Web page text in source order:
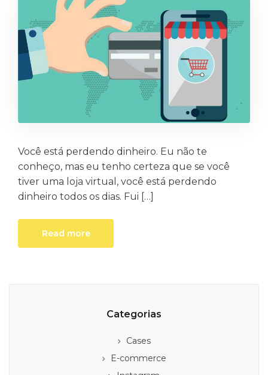
Você está perdendo dinheiro. Eu não te
conheço, mas eu tenho certeza que se você
tiver uma loja virtual, você está perdendo
dinheiro todos os dias. Fui […]
Read more
Categorias
Cases
E-commerce